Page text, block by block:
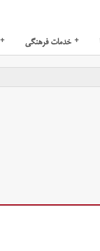
+ خدمات فرهنگی +